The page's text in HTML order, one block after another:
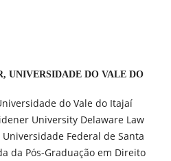
UNIVERSIDADE DO VALE DO
do Vale do Itajaí
University Delaware Law
Federal de Santa
da Pós-Graduação em Direito